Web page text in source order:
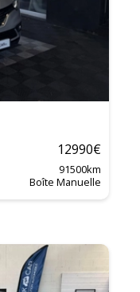
12990€
91500km
Boîte Manuelle